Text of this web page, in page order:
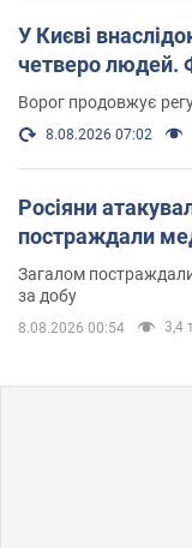
У Києві
четверо людей.
Ворог продовжує
8.08.2026 07:02
Росіяни
постраждали
Загалом постраждали
за добу
8.08.2026 00:54 3,4